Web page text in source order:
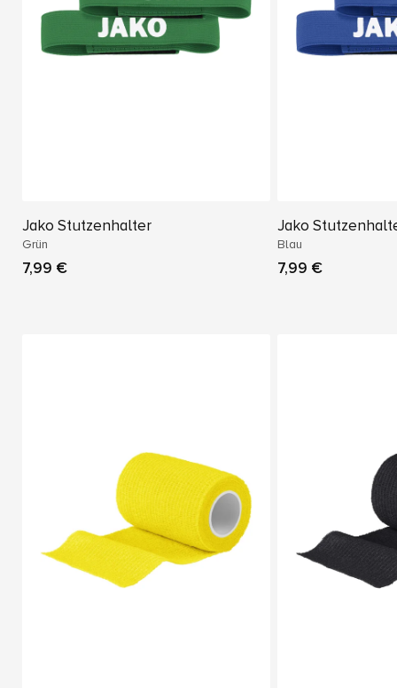
Jako Stutzenhalter
Grün
7,99 €
Jako
Blau
7,99 €